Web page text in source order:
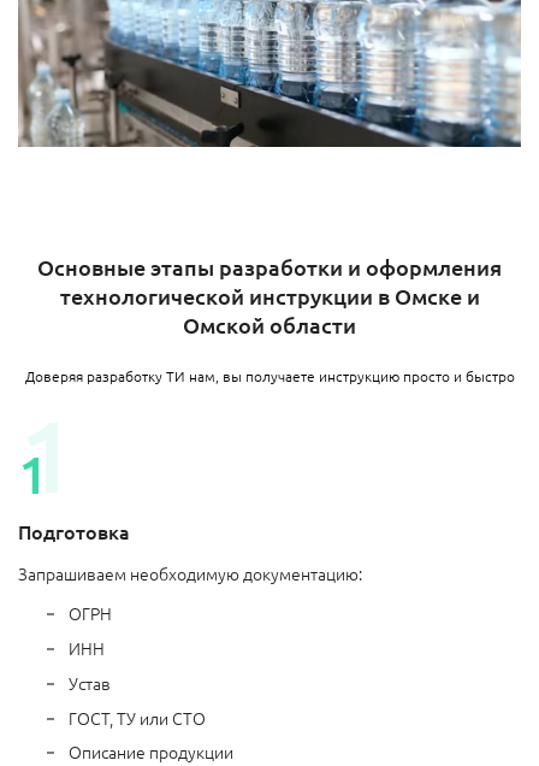
Основные этапы разработки и оформления
технологической инструкции в Омске и
Омской области
Доверяя разработку ТИ нам, вы получаете инструкцию просто и быстро
Подготовка
Запрашиваем необходимую документацию:
ОГРН
ИНН
Устав
ГОСТ, ТУ или СТО
Описание продукции